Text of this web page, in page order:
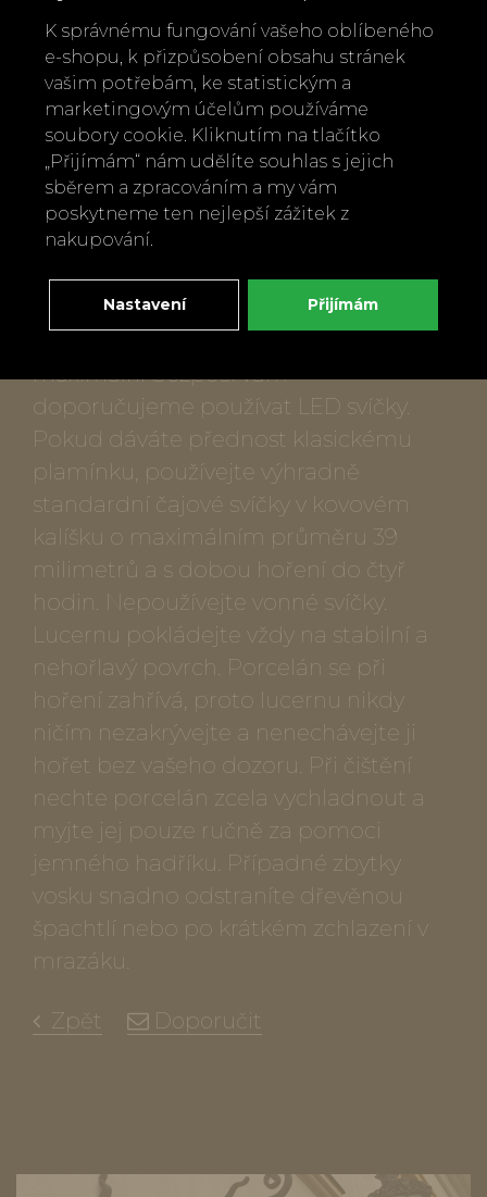
Materiál: porcelán, ouško z mosazi
Barva: sněhově bílá a zlatá
Výrobce: räder, Německo
Velká lucerna: výška 20 cm, šířka 11,9 cm,
hloubka 11,8 cm
Malá lucerna: výška 11 cm
maximální bezpečí vám
doporučujeme používat LED svíčky.
Pokud dáváte přednost klasickému
plamínku, používejte výhradně
standardní čajové svíčky v kovovém
kalíšku o maximálním průměru 39
milimetrů a s dobou hoření do čtyř
hodin. Nepoužívejte vonné svíčky.
Lucernu pokládejte vždy na stabilní a
nehořlavý povrch. Porcelán se při
hoření zahřívá, proto lucernu nikdy
ničím nezakrývejte a nenechávejte ji
hořet bez vašeho dozoru. Při čištění
nechte porcelán zcela vychladnout a
myjte jej pouze ručně za pomoci
jemného hadříku. Případné zbytky
vosku snadno odstraníte dřevěnou
špachtlí nebo po krátkém zchlazení v
mrazáku.
Zpět Doporučit
K správnému fungování vašeho oblíbeného
e-shopu, k přizpůsobení obsahu stránek
vašim potřebám, ke statistickým a
marketingovým účelům používáme
soubory cookie. Kliknutím na tlačítko
„Přijímám“ nám udělíte souhlas s jejich
sběrem a zpracováním a my vám
poskytneme ten nejlepší zážitek z
nakupování.
Nastavení Přijímám